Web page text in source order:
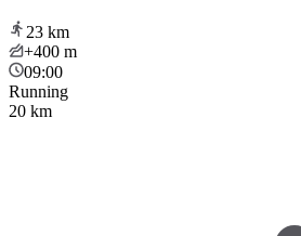
23 km
+400 m
09:00
Running
20 km